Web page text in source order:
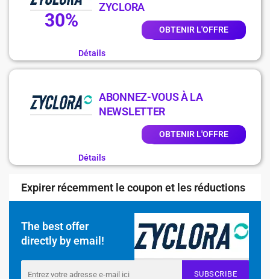
30%
ZYCLORA
OBTENIR L'OFFRE
Détails
ABONNEZ-VOUS À LA
NEWSLETTER
OBTENIR L'OFFRE
Détails
Expirer récemment le coupon et les réductions
The best offer
directly by email!
SUBSCRIBE